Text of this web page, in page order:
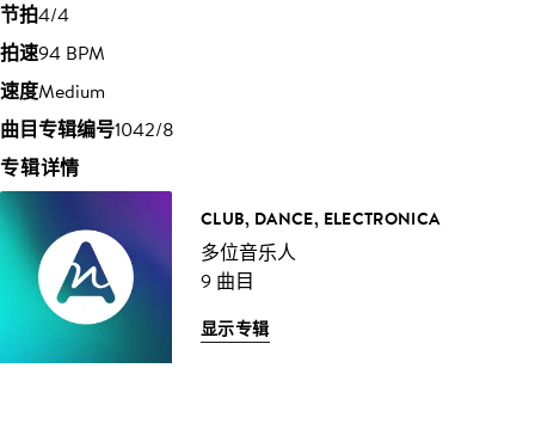
节拍4/4
拍速94 BPM
速度Medium
曲目专辑编号1042/8
专辑详情
CLUB, DANCE, ELECTRONICA
多位音乐人
9 曲目
显示专辑